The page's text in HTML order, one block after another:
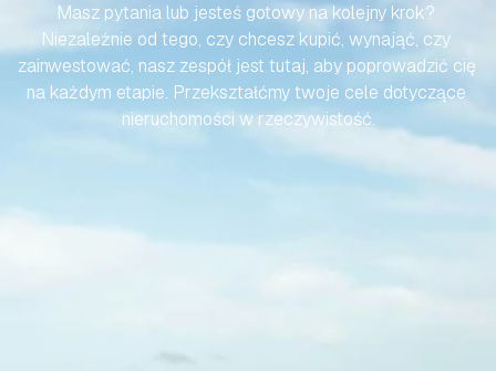
Masz pytania lub jesteś gotowy na kolejny krok?
Niezależnie od tego, czy chcesz kupić, wynająć, czy
zainwestować, nasz zespół jest tutaj, aby poprowadzić cię
na każdym etapie. Przekształćmy twoje cele dotyczące
nieruchomości w rzeczywistość.